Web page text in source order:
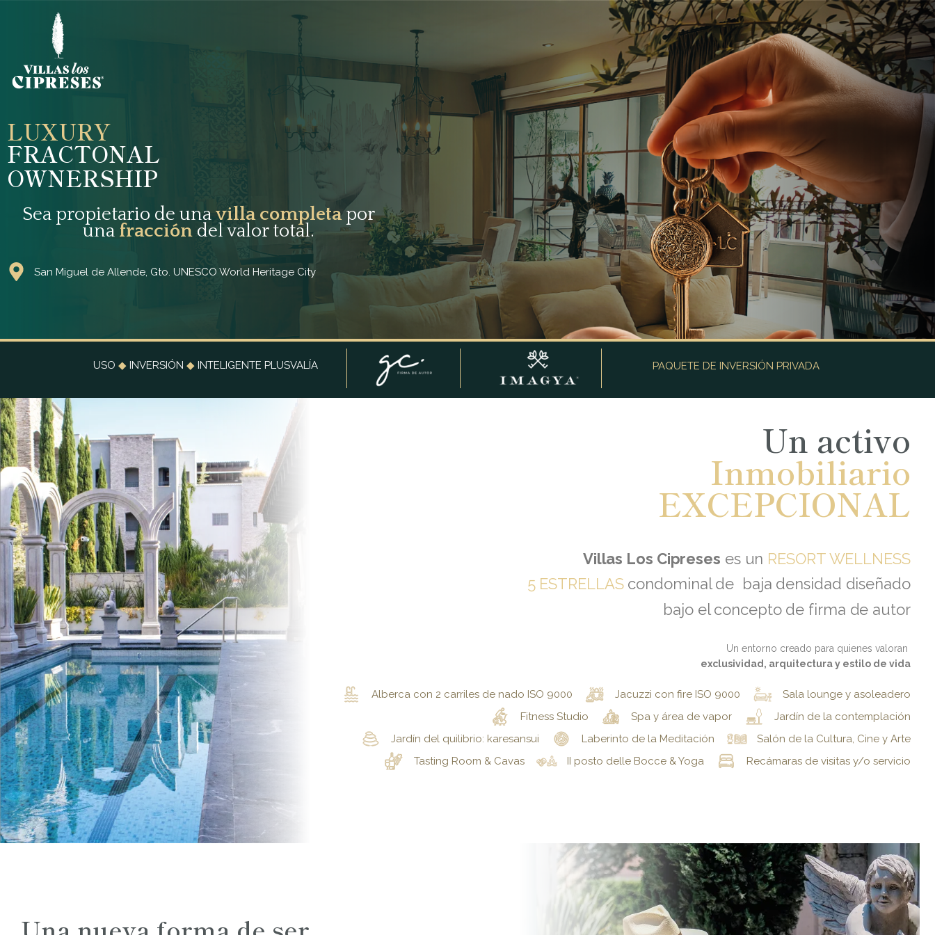
LUXURY
FRACTONAL
OWNERSHIP
Sea propietario de unavilla completapor
una fraccióndel valor total.
San Miguel de Allende, Gto. UNESCO World Heritage City
USO ◆ INVERSIÓN ◆ INTELIGENTE PLUSVALÍA PAQUETE DE INVERSIÓN PRIVADA
Un activo
Inmobiliario
EXCEPCIONAL
Villas Los Cipreses es un RESORT WELLNESS
5 ESTRELLAScondominal de baja densidad diseñado
bajo el concepto de firma de autor
Un entorno creado para quienes valoran
exclusividad, arquitectura y estilo de vida
Alberca con 2 carriles de nado ISO 9000 Jacuzzi con fire ISO 9000
Sala lounge y asoleadero
Fitness Studio
Spa y área de vapor
Jardín de la contemplación
Jardín del quilibrio: karesansui
Laberinto de la Meditación
Salón de la Cultura, Cine y Arte
Tasting Room & Cavas
II posto delle Bocce & Yoga Recámaras de visitas y/o servicio